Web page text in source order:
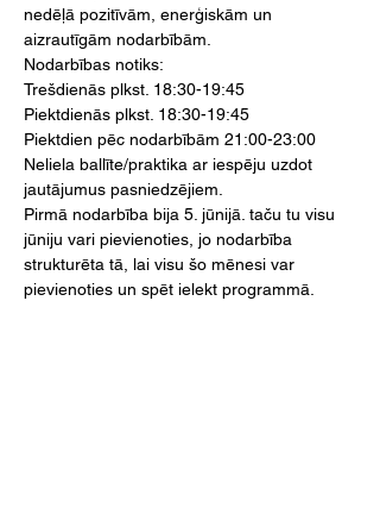
nedēļā pozitīvām, enerģiskām un
aizrautīgām nodarbībām.
Nodarbības notiks:
Trešdienās plkst. 18:30-19:45
Piektdienās plkst. 18:30-19:45
Piektdien pēc nodarbībām 21:00-23:00
Neliela ballīte/praktika ar iespēju uzdot
jautājumus pasniedzējiem.
Pirmā nodarbība bija 5. jūnijā. taču tu visu
jūniju vari pievienoties, jo nodarbība
strukturēta tā, lai visu šo mēnesi var